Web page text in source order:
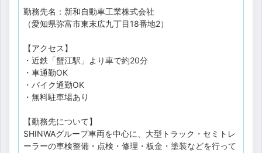
勤務先名：新和自動車工業株式会社
（愛知県弥富市東末広九丁目18番地2）
【アクセス】
・近鉄「蟹江駅」より車で約20分
・車通勤OK
・バイク通勤OK
・無料駐車場あり
【勤務先について】
SHINWAグループ車両を中心に、大型トラック・セミトレ
ーラーの車検整備・点検・修理・板金・塗装などを行って